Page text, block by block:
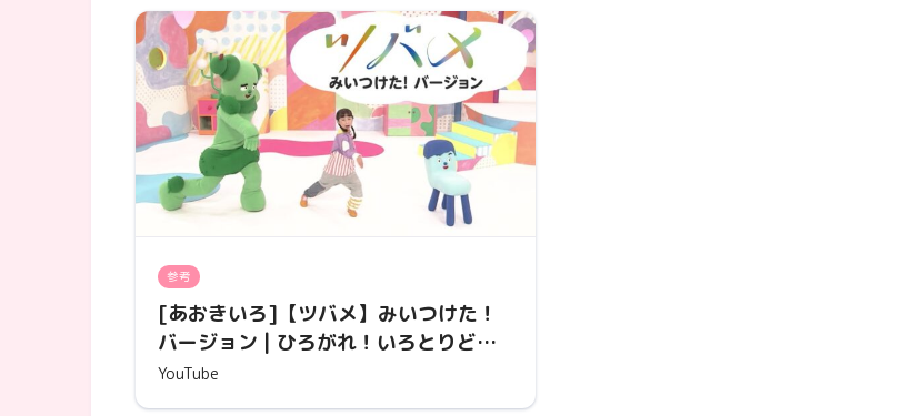
参考
[あおきいろ]【ツバメ】みいつけた！
バージョン | ひろがれ！いろとりどり |
未来へ17アクション | SDGs | NHK
YouTube